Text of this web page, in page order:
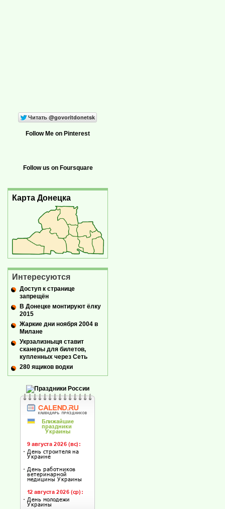
Follow Me on Pinterest
Follow us on Foursquare
Карта Донецка
Интересуются
Доступ к странице
запрещён
В Донецке монтируют ёлку
2015
Жаркие дни ноября 2004 в
Милане
Укрзализныця ставит
сканеры для билетов,
купленных через Сеть
280 ящиков водки